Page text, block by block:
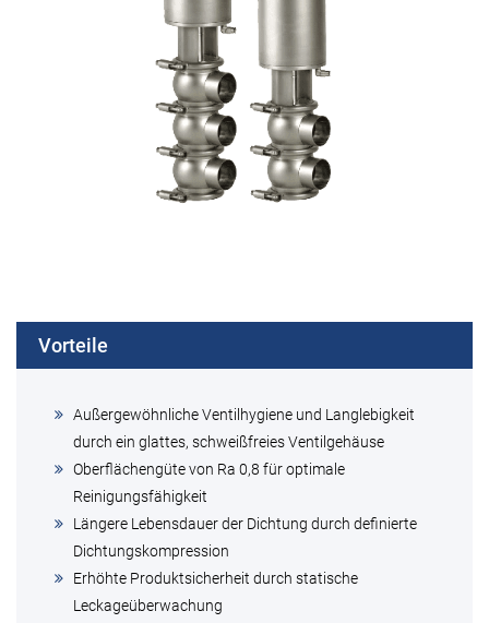
Vorteile
Außergewöhnliche Ventilhygiene und Langlebigkeit
durch ein glattes, schweißfreies Ventilgehäuse
Oberflächengüte von Ra 0,8 für optimale
Reinigungsfähigkeit
Längere Lebensdauer der Dichtung durch definierte
Dichtungskompression
Erhöhte Produktsicherheit durch statische
Leckageüberwachung